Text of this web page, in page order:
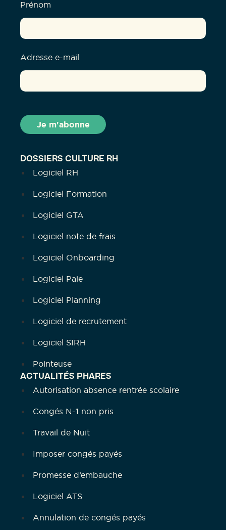
DOSSIERS CULTURE RH
Logiciel RH
Logiciel Formation
Logiciel GTA
Logiciel note de frais
Logiciel Onboarding
Logiciel Paie
Logiciel Planning
Logiciel de recrutement
Logiciel SIRH
Pointeuse
ACTUALITÉS PHARES
Autorisation absence rentrée scolaire
Congés N-1 non pris
Travail de Nuit
Imposer congés payés
Promesse d’embauche
Logiciel ATS
Annulation de congés payés
Prénom
Adresse e-mail